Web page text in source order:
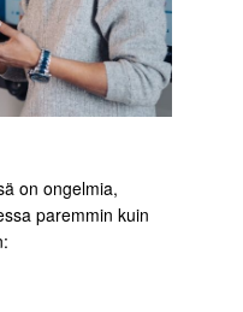
on ongelmia,
paremmin kuin